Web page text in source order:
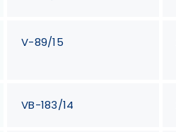
V-89/15
VB-183/14